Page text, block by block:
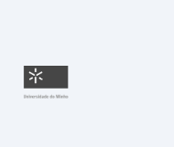
Fundação para a